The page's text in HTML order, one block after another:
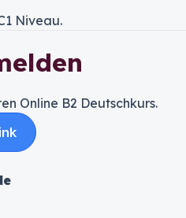
Niveau.
Online B2 Deutschkurs.